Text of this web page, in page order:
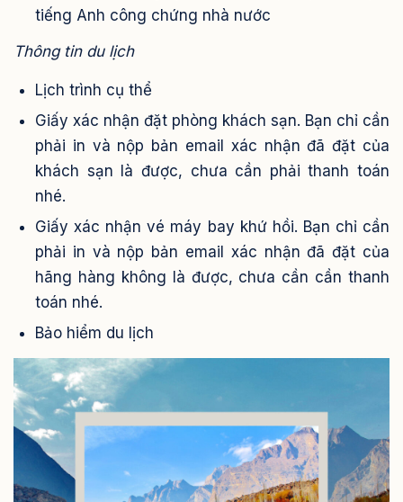
tiếng Anh công chứng nhà nước
Thông tin du lịch
Lịch trình cụ thể
Giấy xác nhận đặt phòng khách sạn. Bạn chỉ cần
phải in và nộp bản email xác nhận đã đặt của
khách sạn là được, chưa cần phải thanh toán
nhé.
Giấy xác nhận vé máy bay khứ hồi. Bạn chỉ cần
phải in và nộp bản email xác nhận đã đặt của
hãng hàng không là được, chưa cần cần thanh
toán nhé.
Bảo hiểm du lịch